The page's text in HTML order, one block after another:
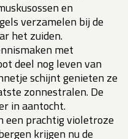
en
verzamelen bij de
het zuiden.
met
deel nog leven van
schijnt genieten ze
zonnestralen. De
in aantocht.
een prachtig violetroze
krijgen nu de